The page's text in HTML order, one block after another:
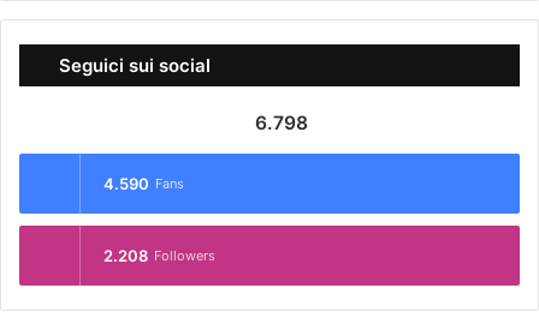
Seguici sui social
6.798
4.590 Fans
2.208 Followers